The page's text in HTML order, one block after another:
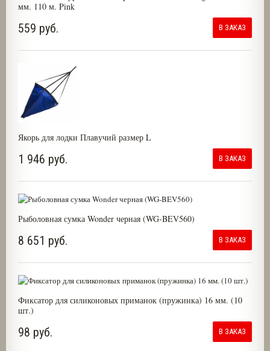
мм. 110 м. Pink
559 руб. В ЗАКАЗ
Якорь для лодки Плавучий размер L
1 946 руб. В ЗАКАЗ
Рыболовная сумка Wonder черная (WG-BEV560)
8 651 руб. В ЗАКАЗ
Фиксатор для силиконовых приманок (пружинка) 16 мм. (10
шт.)
98 руб. В ЗАКАЗ